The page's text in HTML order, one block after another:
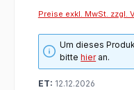
Preise exkl. MwSt. zzgl.
Um dieses
bittehieran.
ET: 12.12.2026